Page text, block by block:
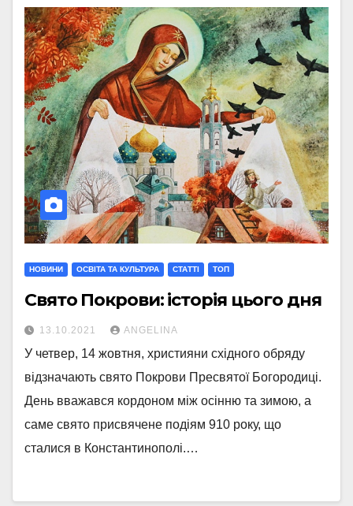
НОВИНИ ОСВІТА ТА КУЛЬТУРА СТАТТI ТОП
Свято Покрови: історія цього дня
13.10.2021 ANGELINA
У четвер, 14 жовтня, християни східного обряду
відзначають свято Покрови Пресвятої Богородиці.
День вважався кордоном між осінню та зимою, а
саме свято присвячене подіям 910 року, що
сталися в Константинополі.…